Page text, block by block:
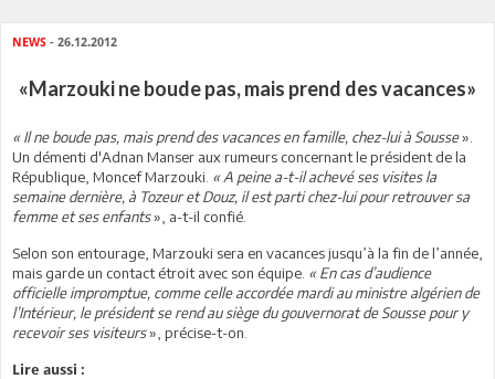
NEWS - 26.12.2012
«Marzouki ne boude pas, mais prend des vacances»
« Il ne boude pas, mais prend des vacances en famille, chez-lui à Sousse».
Un démenti d'Adnan Manser aux rumeurs concernant le président de la
République, Moncef Marzouki. « A peine a-t-il achevé ses visites la
semaine dernière, à Tozeur et Douz, il est parti chez-lui pour retrouver sa
femme et ses enfants», a-t-il confié.
Selon son entourage, Marzouki sera en vacances jusqu’à la fin de l’année,
mais garde un contact étroit avec son équipe. « En cas d’audience
officielle impromptue, comme celle accordée mardi au ministre algérien de
l’Intérieur, le président se rend au siège du gouvernorat de Sousse pour y
recevoir ses visiteurs», précise-t-on.
Lire aussi :